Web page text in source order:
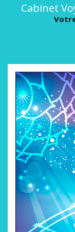
Cabinet